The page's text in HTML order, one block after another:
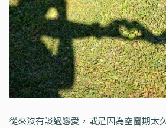
從來沒有談過戀愛，或是因為空窗期太